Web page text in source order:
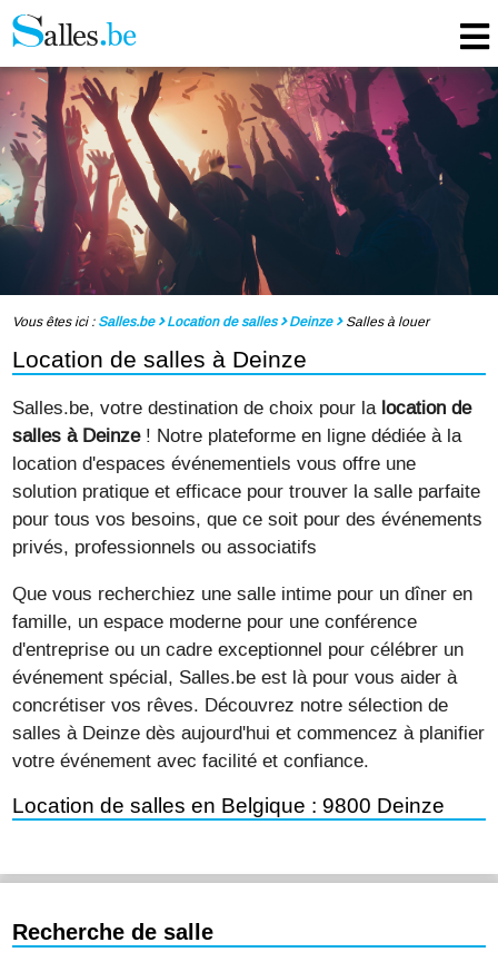
Vous êtes ici : Salles.be Location de salles Deinze Salles à louer
Location de salles à Deinze
Salles.be, votre destination de choix pour la location de
salles à Deinze! Notre plateforme en ligne dédiée à la
location d'espaces événementiels vous offre une
solution pratique et efficace pour trouver la salle parfaite
pour tous vos besoins, que ce soit pour des événements
privés, professionnels ou associatifs
Que vous recherchiez une salle intime pour un dîner en
famille, un espace moderne pour une conférence
d'entreprise ou un cadre exceptionnel pour célébrer un
événement spécial, Salles.be est là pour vous aider à
concrétiser vos rêves. Découvrez notre sélection de
salles à Deinze dès aujourd'hui et commencez à planifier
votre événement avec facilité et confiance.
Location de salles en Belgique : 9800 Deinze
Recherche de salle